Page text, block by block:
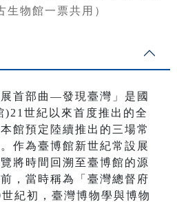
生物館一票共用）
展首部曲—發現臺灣」是國
)21世紀以來首度推出的全
館預定陸續推出的三場常
作為臺博館新世紀常設展
將時間回溯至臺博館的源
，當時稱為「臺灣總督府
紀初，臺灣博物學與博物